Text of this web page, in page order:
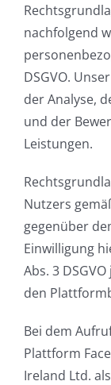
nachfolgend
DSGVO.
der Analyse,
und der
Leistungen.
Nutzers
gegenüber
Einwilligung
Abs. 3
den
Bei dem
Plattform
Ireland Ltd.